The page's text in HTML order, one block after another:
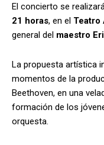
El concierto se
21 horas, en el Teatro
general del maestro
La propuesta artística
momentos de la
Beethoven, en una
formación de los
orquesta.